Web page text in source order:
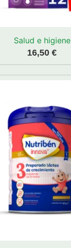
Salud e higiene
16,50 €